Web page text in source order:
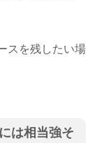
スを残したい場
は相当強そ